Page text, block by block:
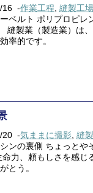
16 -作業工程 縫製工
ベルト ポリプロピレ
縫製業（製造業）は
率的です。
20 -気ままに撮影 縫
ンの裏側 ちょっとや
力、頼もしさを感じ
とう。